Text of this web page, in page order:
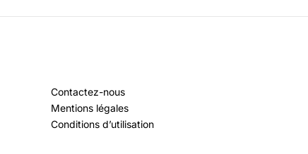
Contactez-nous
Mentions légales
Conditions d’utilisation